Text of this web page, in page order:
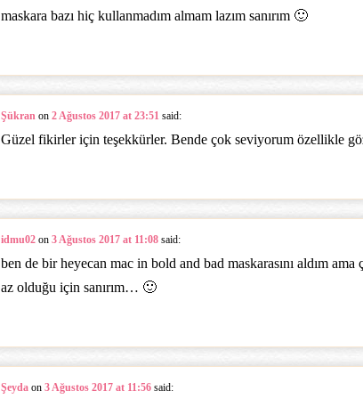
maskara bazı hiç kullanmadım almam lazım sanırım 🙂
Şükran on 2 Ağustos 2017 at 23:51 said:
Güzel fikirler için teşekkürler. Bende çok seviyorum özellikle
idmu02 on 3 Ağustos 2017 at 11:08 said:
ben de bir heyecan mac in bold and bad maskarasını aldım
az olduğu için sanırım… 🙂
Şeyda on 3 Ağustos 2017 at 11:56 said: